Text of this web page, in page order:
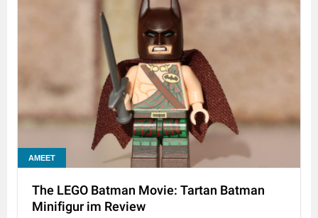
AMEET
The LEGO Batman Movie: Tartan Batman
Minifigur im Review